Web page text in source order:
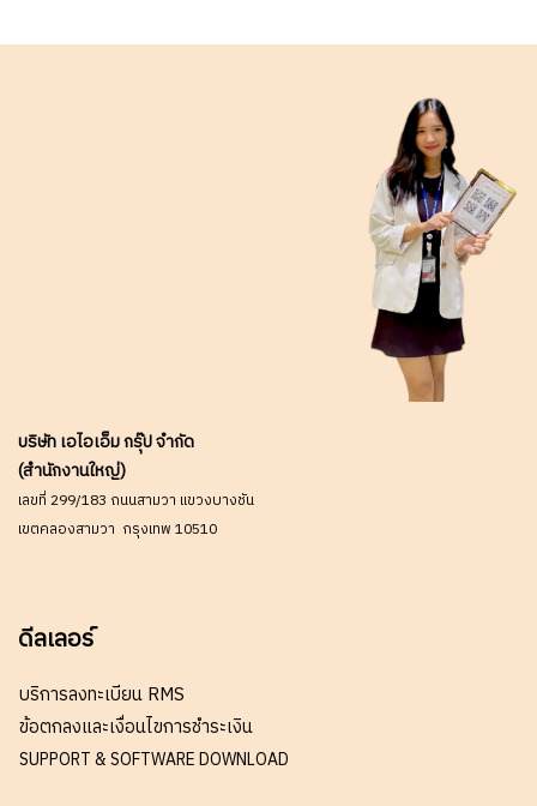
บริษัท เอไอเอ็ม กรุ๊ป จำกัด
(สำนักงานใหญ่)
เลขที่ 299/183 ถนนสามวา แขวงบางชัน
เขตคลองสามวา กรุงเทพ 10510
ดีลเลอร์
บริการลงทะเบียน RMS
ข้อตกลงและเงื่อนไขการชำระเงิน
SUPPORT & SOFTWARE DOWNLOAD